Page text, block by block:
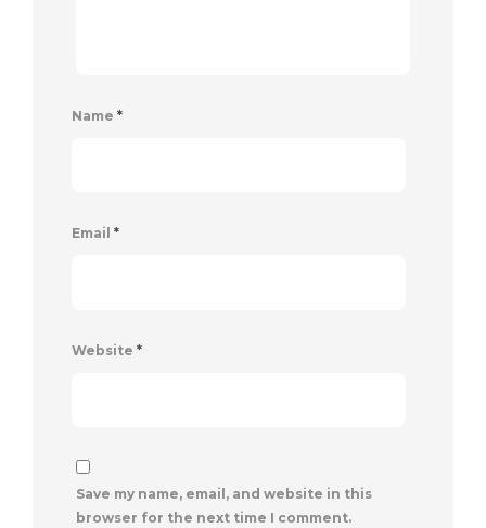
Name *
Email *
Website *
Save my name, email, and website in this
browser for the next time I comment.